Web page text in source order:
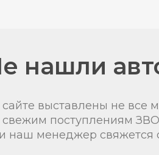
нашли
выставлены не все
свежим поступлениям
наш менеджер свяжется